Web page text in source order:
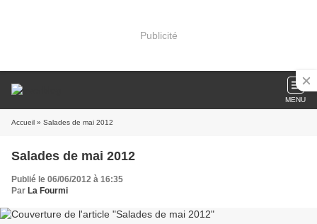
Publicité
MENU
Accueil » Salades de mai 2012
Salades de mai 2012
Publié le 06/06/2012 à 16:35
Par La Fourmi